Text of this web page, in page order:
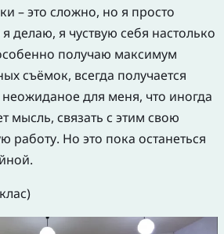
– это сложно, но я просто
делаю, я чуствую себя настолько
получаю максимум
съёмок, всегда получается
для меня, что иногда
мысль, связать с этим свою
работу. Но это пока останеться